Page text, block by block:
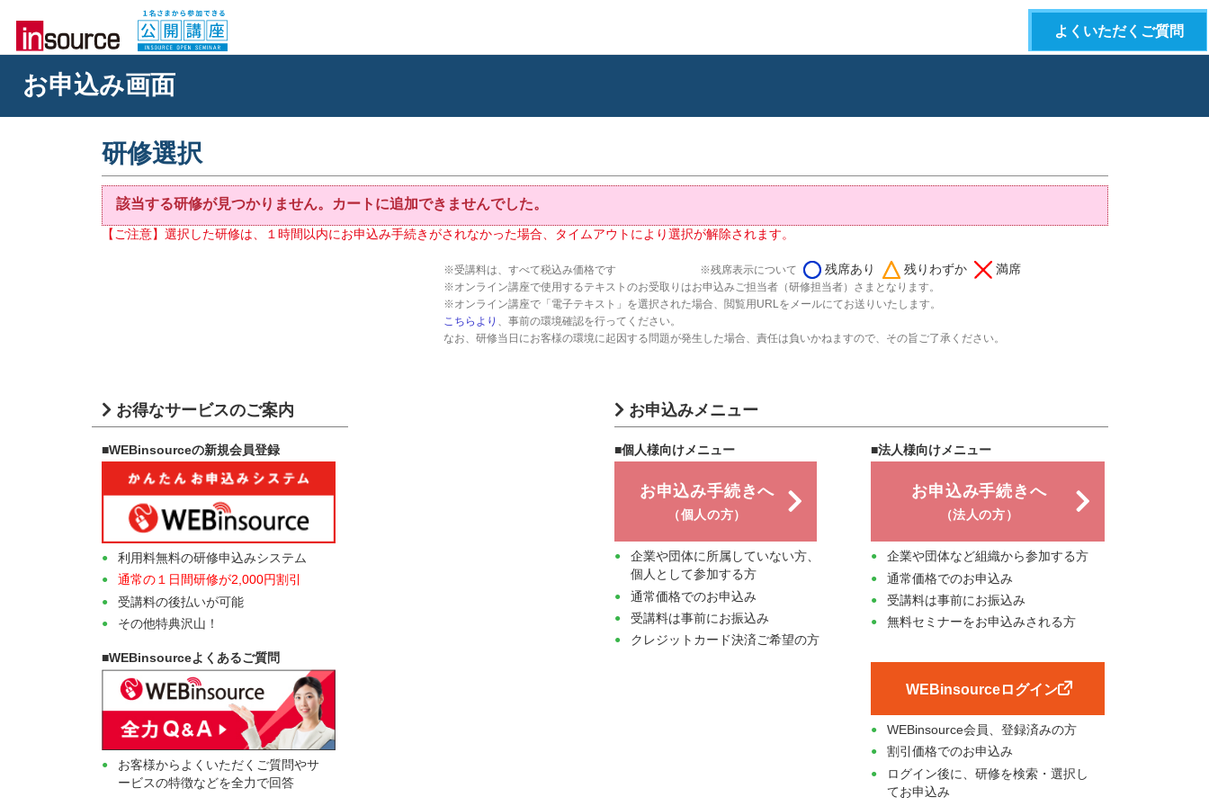
よくいただくご質問
お申込み画面
研修選択
該当する研修が見つかりません。カートに追加できませんでした。
【ご注意】選択した研修は、１時間以内にお申込み手続きがされなかった場合、タイムアウトにより選択が解除されます。
※受講料は、すべて税込み価格です ※残席表示について 残席あり 残りわずか 満席
※オンライン講座で使用するテキストのお受取りはお申込みご担当者（研修担当者）さまとなります。
※オンライン講座で「電子テキスト」を選択された場合、閲覧用URLをメールにてお送りいたします。
こちらより 、事前の環境確認を行ってください。
なお、研修当日にお客様の環境に起因する問題が発生した場合、責任は負いかねますので、その旨ご了承ください。
お申込みメニュー
■個人様向けメニュー
お申込み手続きへ
（個人の方）
企業や団体に所属していない方、
個人として参加する方
通常価格でのお申込み
受講料は事前にお振込み
クレジットカード決済ご希望の方
■法人様向けメニュー
お申込み手続きへ
（法人の方）
企業や団体など組織から参加する方
通常価格でのお申込み
受講料は事前にお振込み
無料セミナーをお申込みされる方
WEBinsourceログイン
WEBinsource会員、登録済みの方
割引価格でのお申込み
ログイン後に、研修を検索・選択し
てお申込み
お得なサービスのご案内
■WEBinsourceの新規会員登録
利用料無料の研修申込みシステム
通常の１日間研修が2,000円割引
受講料の後払いが可能
その他特典沢山！
■WEBinsourceよくあるご質問
お客様からよくいただくご質問やサ
ービスの特徴などを全力で回答